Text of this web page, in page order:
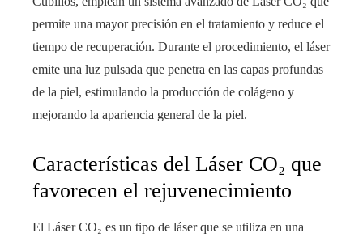
permite una mayor precisión en el tratamiento y reduce el
tiempo de recuperación. Durante el procedimiento, el láser
emite una luz pulsada que penetra en las capas profundas
de la piel, estimulando la producción de colágeno y
mejorando la apariencia general de la piel.
Características del Láser CO₂ que
favorecen el rejuvenecimiento
El Láser CO₂ es un tipo de láser que se utiliza en una